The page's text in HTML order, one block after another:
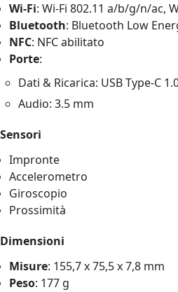
Wi-Fi: Wi-Fi 802.11 a/b/g/n/ac,
Bluetooth: Bluetooth Low
NFC: NFC abilitato
Porte:
Dati & Ricarica: USB Type-C
Audio: 3.5 mm
Sensori
Impronte
Accelerometro
Giroscopio
Prossimità
Dimensioni
Misure: 155,7 x 75,5 x 7,8 mm
Peso: 177 g